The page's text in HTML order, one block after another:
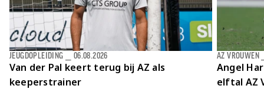
Van der Pal keert terug bij AZ als
keeperstrainer
JEUGDOPLEIDING 06.08.2026
Angel
elftal AZ
AZ VROUWEN